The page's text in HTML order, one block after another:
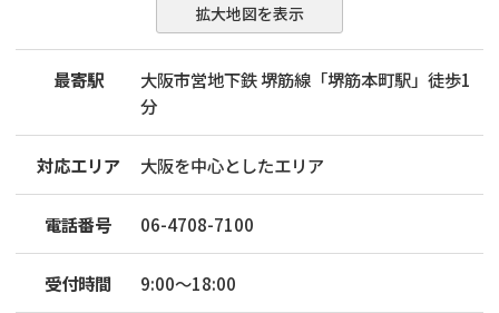
拡大地図を表示
最寄駅
大阪市営地下鉄 堺筋線「堺筋本町駅」徒歩1
分
対応エリア 大阪を中心としたエリア
電話番号 06-4708-7100
受付時間 9:00～18:00